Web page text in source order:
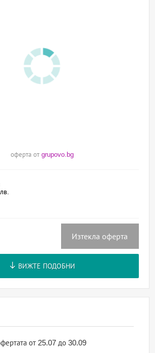
оферта от grupovo.bg
лв.
Изтекла оферта
ВИЖТЕ ПОДОБНИ
от 25.07 до 30.09